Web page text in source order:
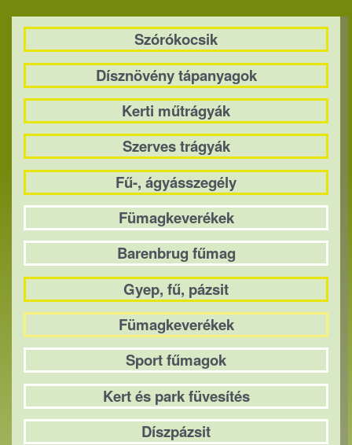
Szórókocsik
Dísznövény tápanyagok
Kerti műtrágyák
Szerves trágyák
Fű-, ágyásszegély
Fümagkeverékek
Barenbrug fűmag
Gyep, fű, pázsit
Fümagkeverékek
Sport fűmagok
Kert és park füvesítés
Díszpázsit